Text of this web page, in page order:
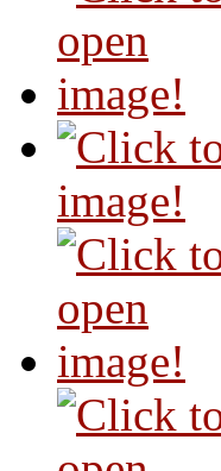
image!